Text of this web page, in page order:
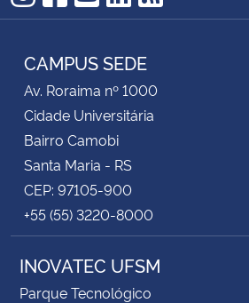
Instagram
Facebook
YouTube
LinkedIn
RSS
CAMPUS SEDE
Av. Roraima nº 1000
Cidade Universitária
Bairro Camobi
Santa Maria - RS
CEP: 97105-900
+55 (55) 3220-8000
INOVATEC UFSM
Parque Tecnológico